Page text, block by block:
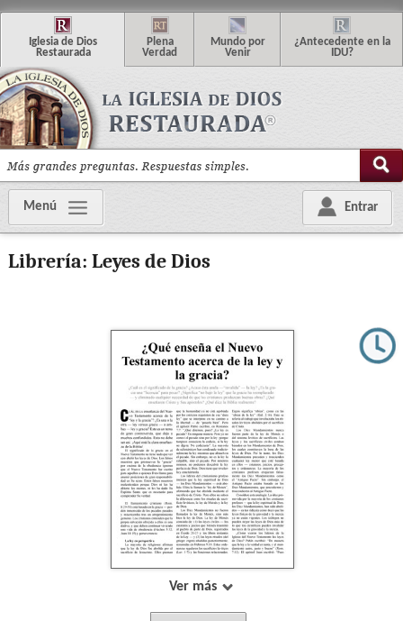
glesia de Dios
Restaurada
Plena
Verdad
Mundo por
Venir
¿Antecedente en la
IDU?
Entrar
Menú
Librería: Leyes de Dios
Ver más